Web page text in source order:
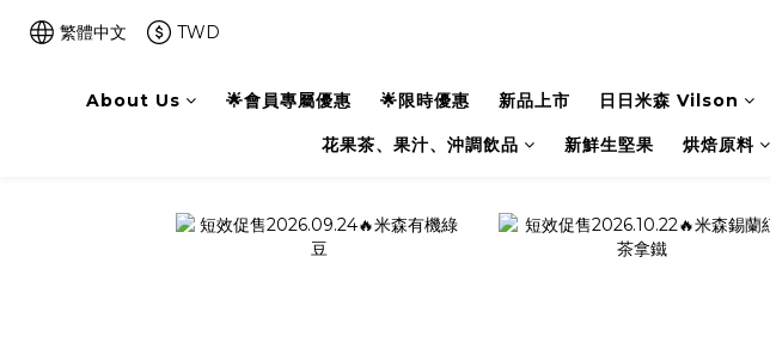
繁體中文 TWD
About Us 🌟會員專屬優惠 🌟限時優惠 新品上市 日日米森 Vilson
花果茶、果汁、沖調飲品 新鮮生堅果 烘焙原料